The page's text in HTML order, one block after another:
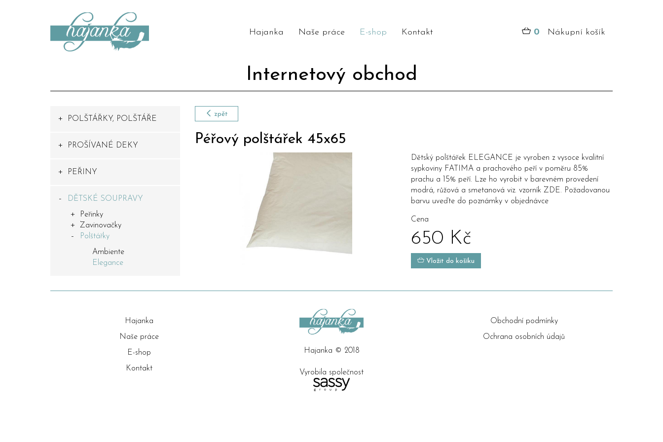
Hajanka Naše práce E-shop Kontakt 0 Nákupní košík
Internetový obchod
POLŠTÁŘKY, POLŠTÁŘE
PROŠÍVANÉ DEKY
PEŘINY
DĚTSKÉ SOUPRAVY
Peřinky
Zavinovačky
Polštářky
Ambiente
Elegance
zpět
Péřový polštářek 45x65
Dětský polštářek ELEGANCE je vyroben z vysoce kvalitní
sypkoviny FATIMA a prachového peří v poměru 85%
prachu a 15% peří. Lze ho vyrobit v barevném provedení
modrá, růžová a smetanová viz. vzorníkZDE. Požadovanou
barvu uveďte do poznámky v objednávce
Cena
650 Kč
Vložit do košíku
Hajanka
Naše práce
E-shop
Kontakt
Hajanka © 2018
Vyrobila společnost
Obchodní podmínky
Ochrana osobních údajů